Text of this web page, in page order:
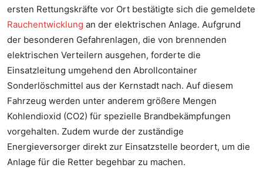
ersten Rettungskräfte vor Ort bestätigte sich die gemeldete
Rauchentwicklung an der elektrischen Anlage. Aufgrund
der besonderen Gefahrenlagen, die von brennenden
elektrischen Verteilern ausgehen, forderte die
Einsatzleitung umgehend den Abrollcontainer
Sonderlöschmittel aus der Kernstadt nach. Auf diesem
Fahrzeug werden unter anderem größere Mengen
Kohlendioxid (CO2) für spezielle Brandbekämpfungen
vorgehalten. Zudem wurde der zuständige
Energieversorger direkt zur Einsatzstelle beordert, um die
Anlage für die Retter begehbar zu machen.